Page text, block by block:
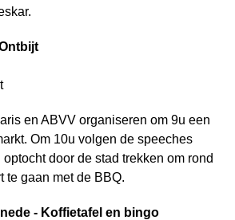
en ABVV organiseren om 9u een
Om 10u volgen de speeches
door de stad trekken om rond
te gaan met de BBQ.
- Koffietafel en bingo